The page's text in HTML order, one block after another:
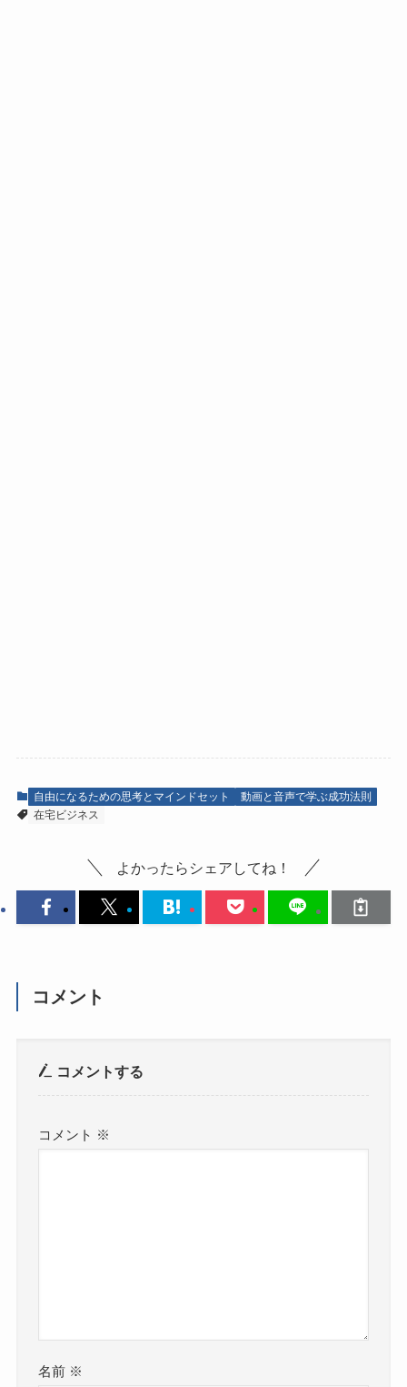
自由になるための思考とマインドセット
動画と音声で学ぶ成功法則
在宅ビジネス
よかったらシェアしてね！
コメント
コメントする
コメント ※
名前 ※